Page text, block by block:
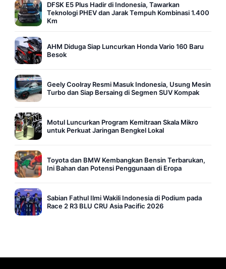
DFSK E5 Plus Hadir di Indonesia, Tawarkan
Teknologi PHEV dan Jarak Tempuh Kombinasi 1.400
Km
AHM Diduga Siap Luncurkan Honda Vario 160 Baru
Besok
Geely Coolray Resmi Masuk Indonesia, Usung Mesin
Turbo dan Siap Bersaing di Segmen SUV Kompak
Motul Luncurkan Program Kemitraan Skala Mikro
untuk Perkuat Jaringan Bengkel Lokal
Toyota dan BMW Kembangkan Bensin Terbarukan,
Ini Bahan dan Potensi Penggunaan di Eropa
Sabian Fathul Ilmi Wakili Indonesia di Podium pada
Race 2 R3 BLU CRU Asia Pacific 2026